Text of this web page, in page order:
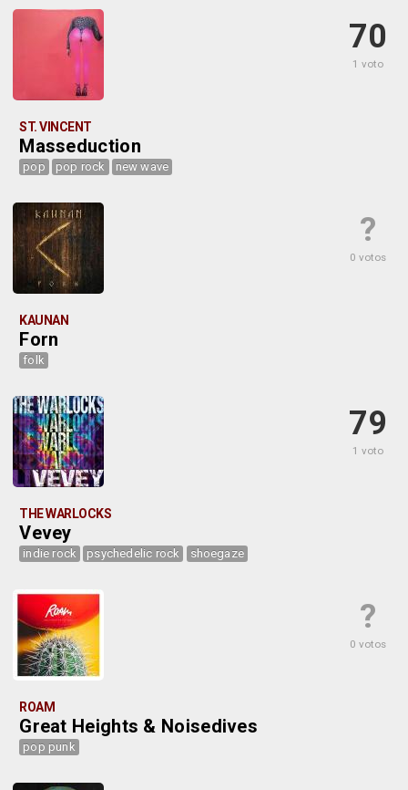
70
1 voto
ST. VINCENT
Masseduction
pop pop rock new wave
?
0 votos
KAUNAN
Forn
folk
79
1 voto
THE WARLOCKS
Vevey
indie rock psychedelic rock shoegaze
?
0 votos
ROAM
Great Heights & Noisedives
pop punk